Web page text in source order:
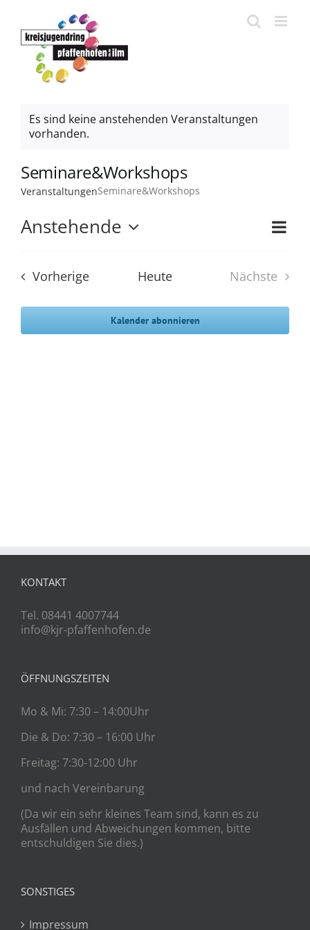
springen
Es sind keine anstehenden Veranstaltungen
vorhanden.
Seminare&Workshops
VeranstaltungenSeminare&Workshops
Liste
Anstehende
wählen.
VorherigeVeranstaltungen
Heute
Nächste
Kalender abonnieren
KONTAKT
Tel. 08441 4007744
info@kjr-pfaffenhofen.de
ÖFFNUNGSZEITEN
Mo & Mi: 7:30 – 14:00Uhr
Die & Do: 7:30 – 16:00 Uhr
Freitag: 7:30-12:00 Uhr
und nach Vereinbarung
(Da wir ein sehr kleines Team sind, kann es zu
Ausfällen und Abweichungen kommen, bitte
entschuldigen Sie dies.)
SONSTIGES
Impressum